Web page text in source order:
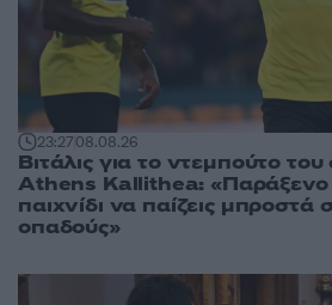
23:2708.08.26
Βιτάλις για το ντεμπούτο
Athens Kallithea: «Παράξενο
παιχνίδι να παίζεις μπροστά
οπαδούς»